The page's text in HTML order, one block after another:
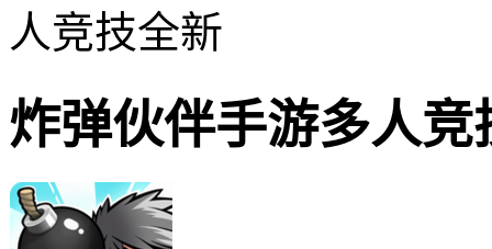
人竞技全新
炸弹伙伴手游多人竞